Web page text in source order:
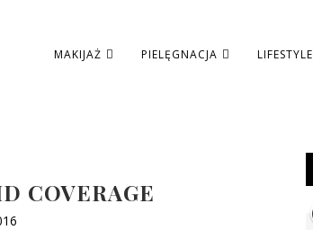
MAKIJAŻ PIELĘGNACJA LIFESTYLE
COVERAGE